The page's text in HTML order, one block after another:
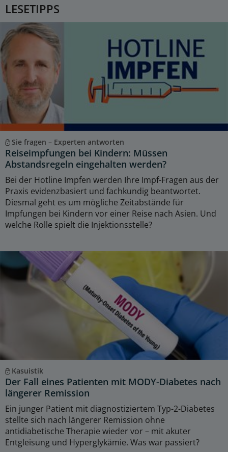
LESETIPPS
Sie fragen – Experten antworten
Reiseimpfungen bei Kindern: Müssen
Abstandsregeln eingehalten werden?
Bei der Hotline Impfen werden Ihre Impf-Fragen aus der
Praxis evidenzbasiert und fachkundig beantwortet.
Diesmal geht es um mögliche Zeitabstände für
Impfungen bei Kindern vor einer Reise nach Asien. Und
welche Rolle spielt die Injektionsstelle?
Kasuistik
Der Fall eines Patienten mit MODY-Diabetes nach
längerer Remission
Ein junger Patient mit diagnostiziertem Typ-2-Diabetes
stellte sich nach längerer Remission ohne
antidiabetische Therapie wieder vor – mit akuter
Entgleisung und Hyperglykämie. Was war passiert?